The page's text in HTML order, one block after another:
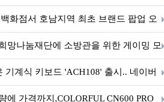
20 국내 출시 예정
화점서 호남지역 최초 브랜드 팝업 오
망나눔재단에 소방관을 위한 게이밍 모
기계식 키보드 'ACH108' 출시.. 네이버
에 가격까지,COLORFUL CN600 PRO